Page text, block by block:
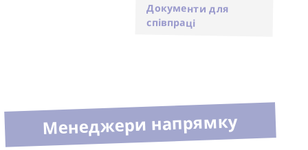
Документи для
співпраці
Менеджери напрямку